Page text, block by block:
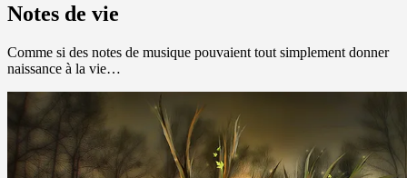
Notes de vie
Comme si des notes de musique pouvaient tout simplement donner
naissance à la vie…